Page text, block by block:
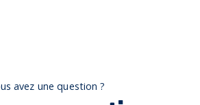
avez une question ?